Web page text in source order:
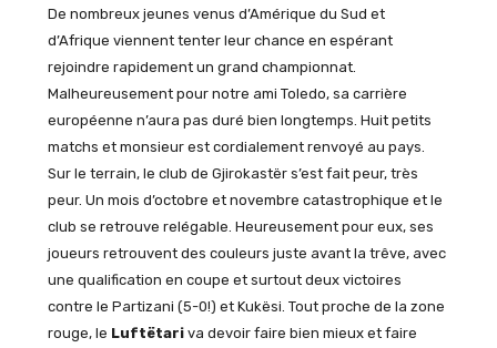
De nombreux jeunes venus d’Amérique du Sud et
d’Afrique viennent tenter leur chance en espérant
rejoindre rapidement un grand championnat.
Malheureusement pour notre ami Toledo, sa carrière
européenne n’aura pas duré bien longtemps. Huit petits
matchs et monsieur est cordialement renvoyé au pays.
Sur le terrain, le club de Gjirokastër s’est fait peur, très
peur. Un mois d’octobre et novembre catastrophique et le
club se retrouve relégable. Heureusement pour eux, ses
joueurs retrouvent des couleurs juste avant la trêve, avec
une qualification en coupe et surtout deux victoires
contre le Partizani (5-0!) et Kukësi. Tout proche de la zone
rouge, le Luftëtariva devoir faire bien mieux et faire